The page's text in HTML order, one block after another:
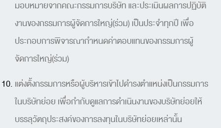
มอบหมายจากคณะกรรมการบริษัท และประเมินผลการปฏิบัติ
งานของกรรมการผู้จัดการใหญ่(ร่วม) เป็นประจำทุกปี เพื่อ
ประกอบการพิจารณากำหนดค่าตอบแทนของกรรมการผู้
จัดการใหญ่(ร่วม)
แต่งตั้งกรรมการหรือผู้บริหารเข้าไปดำรงตำแหน่งเป็นกรรมการ
ในบริษัทย่อย เพื่อกำกับดูแลการดำเนินงานของบริษัทย่อยให้
บรรลุวัตถุประสงค์ของการลงทุนในบริษัทย่อยเหล่านั้น